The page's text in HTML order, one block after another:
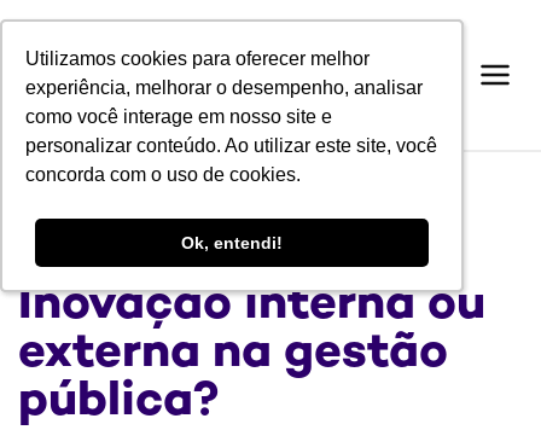
Utilizamos cookies para oferecer melhor
experiência, melhorar o desempenho, analisar
como você interage em nosso site e
personalizar conteúdo. Ao utilizar este site, você
concorda com o uso de cookies.
Ok, entendi!
Utilizamos cookies para oferecer melhor
experiência, melhorar o desempenho, analisar
como você interage em nosso site e
personalizar conteúdo. Ao utilizar este site, você
concorda com o uso de cookies.
Ok, entendi!
Inovação interna ou
externa na gestão
pública?